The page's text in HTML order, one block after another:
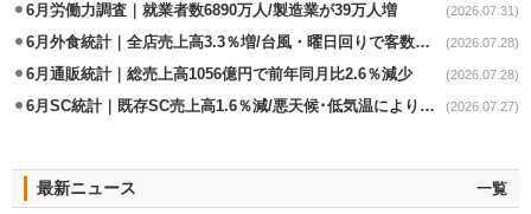
6月労働力調査｜就業者数6890万人/製造業が39万人増 (2026.07.31)
6月外食統計｜全店売上高3.3％増/台風・曜日回りで客数失速も単価上昇が下支え (2026.07.28)
6月通販統計｜総売上高1056億円で前年同月比2.6％減少 (2026.07.28)
6月SC統計｜既存SC売上高1.6％減/悪天候･低気温により夏物不振 (2026.07.27)
最新ニュース 一覧